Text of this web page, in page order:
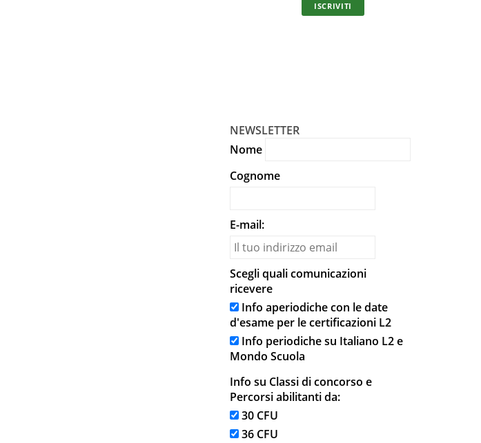
ISCRIVITI
NEWSLETTER
Nome
Cognome
E-mail:
Scegli quali comunicazioni
ricevere
Info aperiodiche con le date
d'esame per le certificazioni L2
Info periodiche su Italiano L2 e
Mondo Scuola
Info su Classi di concorso e
Percorsi abilitanti da:
30 CFU
36 CFU